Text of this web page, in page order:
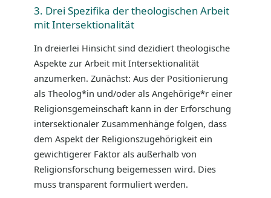
3. Drei Spezifika der theologischen Arbeit
mit Intersektionalität
In dreierlei Hinsicht sind dezidiert theologische
Aspekte zur Arbeit mit Intersektionalität
anzumerken. Zunächst: Aus der Positionierung
als Theolog*in und/oder als Angehörige*r einer
Religionsgemeinschaft kann in der Erforschung
intersektionaler Zusammenhänge folgen, dass
dem Aspekt der Religionszugehörigkeit ein
gewichtigerer Faktor als außerhalb von
Religionsforschung beigemessen wird. Dies
muss transparent formuliert werden.